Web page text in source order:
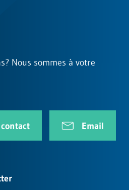
Nous sommes à votre
Email